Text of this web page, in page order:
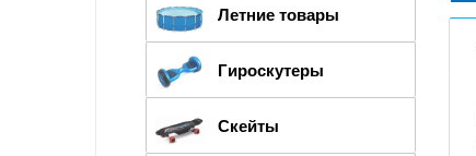
Летние товары
Гироскутеры
Скейты